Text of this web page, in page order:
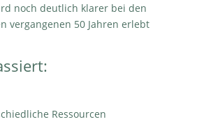
noch deutlich klarer bei den
vergangenen 50 Jahren erlebt
Ressourcen